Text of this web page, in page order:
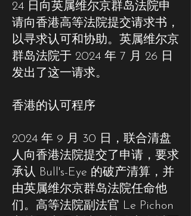
24 日向英属维尔京群岛法院申
请向香港高等法院提交请求书，
以寻求认可和协助。英属维尔京
群岛法院于 2024 年 7 月 26 日
发出了这一请求。
香港的认可程序
2024 年 9 月 30 日，联合清盘
人向香港法院提交了申请，要求
承认 Bull's-Eye 的破产清算，并
由英属维尔京群岛法院任命他
们。高等法院副法官 Le Pichon